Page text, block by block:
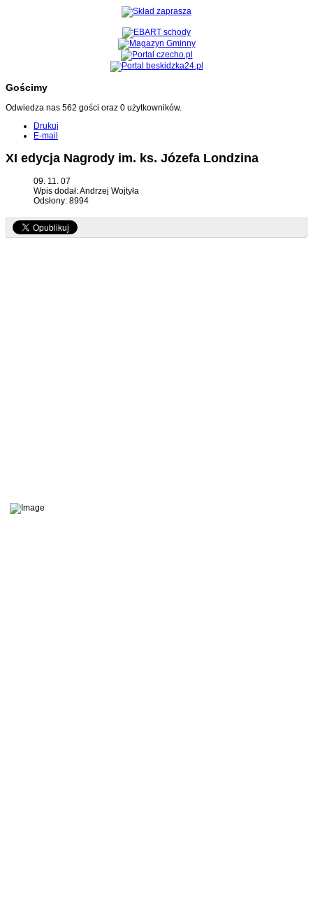
Gościmy
Odwiedza nas 562 gości oraz 0 użytkowników.
Drukuj
E-mail
XI edycja Nagrody im. ks. Józefa Londzina
09. 11. 07
Wpis dodał: Andrzej Wojtyła
Odsłony: 8994